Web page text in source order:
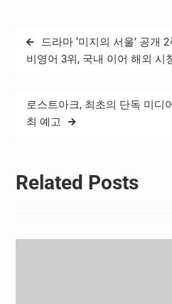
게 다양한 즐거움을 선사한
다는 목표다. ‘숏드’는 숏폼
리지널 콘텐츠다. 다음…
글
탐
드라마 ‘미지의 서울’ 공개
비영어 3위, 국내 이어 해외 시
로스트아크, 최초의 단독 미디
최 예고
Related Posts